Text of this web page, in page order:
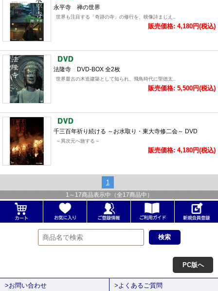
永平寺 禅の世界
世界も注目する「奇跡の寺」の修行を、映像詩まじえ..
販売価格: 4,180円(税込)
法隆寺 DVD-BOX 全2枚
世界最古の木造建築として知られ、飛鳥時代に聖徳太..
販売価格: 5,500円(税込)
千三百年祈り続ける ～お水取り・東大寺修二会～ DVD
～異次元へ旅する～
販売価格: 4,180円(税込)
1
1 ～ 17商品表示中（全17商品中）
PC版へ
>お問い合わせ >よくあるご質問